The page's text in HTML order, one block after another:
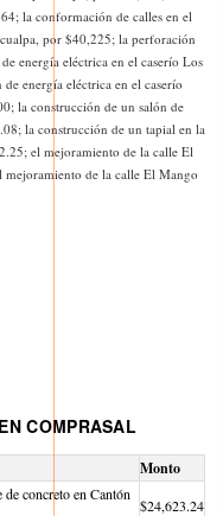
la conformación de calles en el
por $40,225; la perforación
energía eléctrica en el caserío Los
energía eléctrica en el caserío
la construcción de un salón de
la construcción de un tapial en la
el mejoramiento de la calle El
de la calle El Mango
COMPRASAL
Monto
concreto en Cantón
$24,623.24